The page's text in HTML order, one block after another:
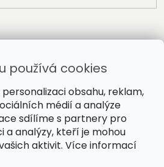
používá cookies
obsahu, reklam,
médií a analýze
sdílíme s partnery pro
a analýzy, kteří je mohou
aktivit. Více informací
Vytvořil Shoptet